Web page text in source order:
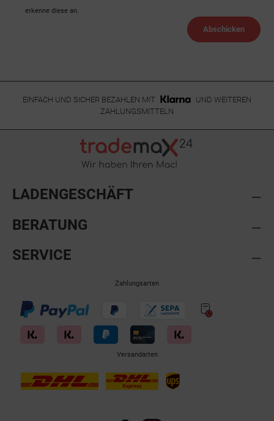
erkenne diese an.
Abschicken
EINFACH UND SICHER BEZAHLEN MIT
UND WEITEREN
ZAHLUNGSMITTELN
BERATUNG
LADENGESCHÄFT
SERVICE
Zahlungsarten
Versandarten